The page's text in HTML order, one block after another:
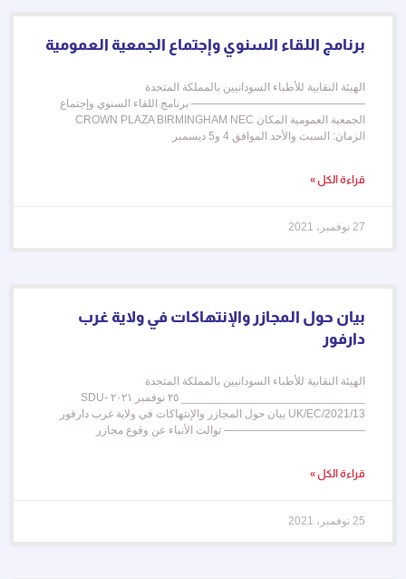
برنامج اللقاء السنوي وإجتماع الجمعية العمومية
الهيئة النقابية للأطباء السودانيين بالمملكة المتحدة
———————————————— برنامج اللقاء السنوي وإجتماع
الجمعية العمومية المكان CROWN PLAZA BIRMINGHAM NEC
الزمان: السبت والأحد الموافق 4 و5 ديسمبر
قراءة الكل »
27 نوفمبر، 2021
بيان حول المجازر والإنتهاكات في ولاية غرب
دارفور
الهيئة النقابية للأطباء السودانيين بالمملكة المتحدة
_____________________________ ٢٥ نوفمبر ٢٠٢١ SDU-
UK/EC/2021/13 بيان حول المجازر والإنتهاكات في ولاية غرب دارفور
————————————— توالت الأنباء عن وقوع مجازر
قراءة الكل »
25 نوفمبر، 2021